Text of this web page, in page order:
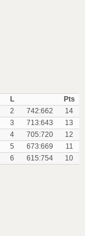
L
Pts
2 742:662
14
3 713:643
13
4 705:720
12
5 673:669
11
6 615:754 10